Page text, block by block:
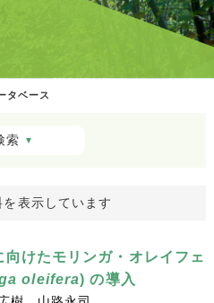
タベース
索 ▼
表示しています
向けたモリンガ・オレイフェ
oleifera) の導入